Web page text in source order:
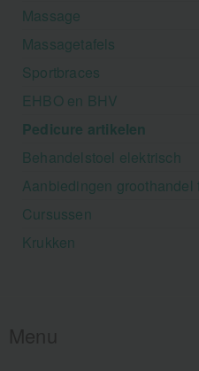
Massage
Massagetafels
Sportbraces
EHBO en BHV
Pedicure artikelen
Behandelstoel elektrisch
Aanbiedingen
Cursussen
Krukken